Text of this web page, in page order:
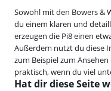
Sowohl mit den Bowers &
du einem klaren und
erzeugen die Pi8 einen
Außerdem nutzt du diese
zum Beispiel zum
praktisch, wenn du viel
Hat dir diese Seite